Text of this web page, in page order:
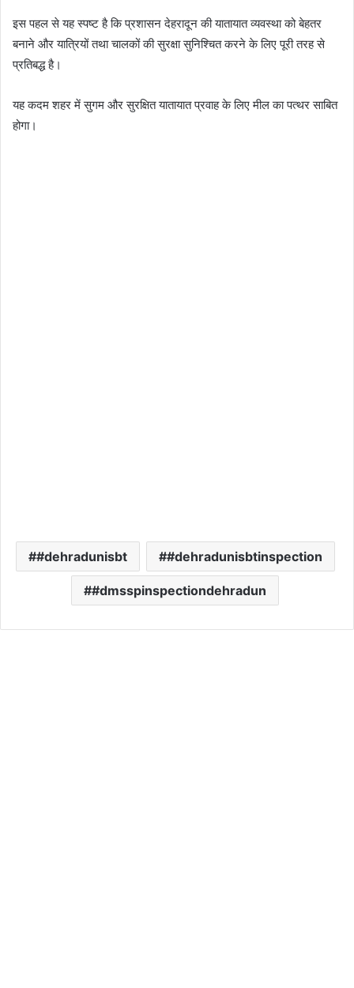
इस पहल से यह स्पष्ट है कि प्रशासन देहरादून की यातायात व्यवस्था को बेहतर
बनाने और यात्रियों तथा चालकों की सुरक्षा सुनिश्चित करने के लिए पूरी तरह से
प्रतिबद्ध है।
यह कदम शहर में सुगम और सुरक्षित यातायात प्रवाह के लिए मील का पत्थर साबित
होगा।
#dehradunisbt #dehradunisbtinspection
#dmsspinspectiondehradun